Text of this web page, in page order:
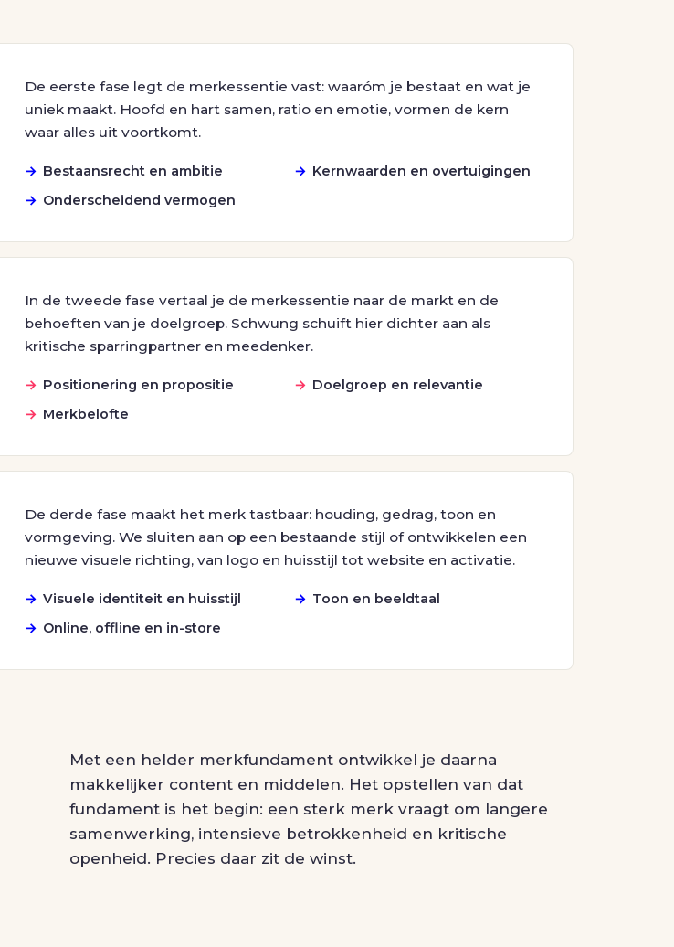
De eerste fase legt de merkessentie vast: waaróm je bestaat en wat je
uniek maakt. Hoofd en hart samen, ratio en emotie, vormen de kern
waar alles uit voortkomt.
Bestaansrecht en ambitie
Kernwaarden en overtuigingen
Onderscheidend vermogen
In de tweede fase vertaal je de merkessentie naar de markt en de
behoeften van je doelgroep. Schwung schuift hier dichter aan als
kritische sparringpartner en meedenker.
Positionering en propositie
Doelgroep en relevantie
Merkbelofte
De derde fase maakt het merk tastbaar: houding, gedrag, toon en
vormgeving. We sluiten aan op een bestaande stijl of ontwikkelen een
nieuwe visuele richting, van logo en huisstijl tot website en activatie.
Visuele identiteit en huisstijl
Toon en beeldtaal
Online, offline en in-store
Met een helder merkfundament ontwikkel je daarna
makkelijker content en middelen. Het opstellen van dat
fundament is het begin: een sterk merk vraagt om langere
samenwerking, intensieve betrokkenheid en kritische
openheid. Precies daar zit de winst.